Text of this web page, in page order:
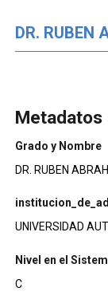
DR. RUBEN
Grado y Nombre
DR. RUBEN
UNIVERSIDAD
Nivel en el
C